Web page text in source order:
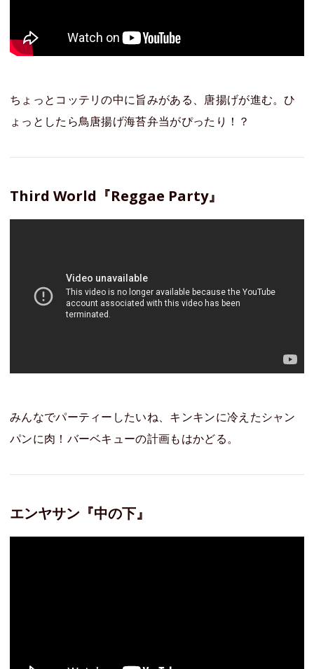
ちょっとコッテリの中に旨みがある、唐揚げが進む。ひ
ょっとしたら鳥唐揚げ海苔弁当がぴったり！？
Third World『Reggae Party』
みんなでパーティーしたいね、キンキンに冷えたシャン
パンに肉！バーベキューの計画もはかどる。
エンヤサン『中の下』